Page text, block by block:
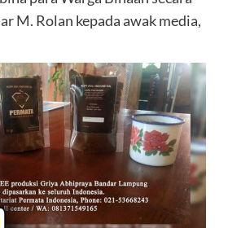
M. Rolan kepada awak media,